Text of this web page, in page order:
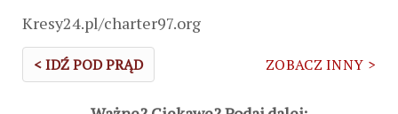
Kresy24.pl/charter97.org
< IDŹ POD PRĄD ZOBACZ INNY >